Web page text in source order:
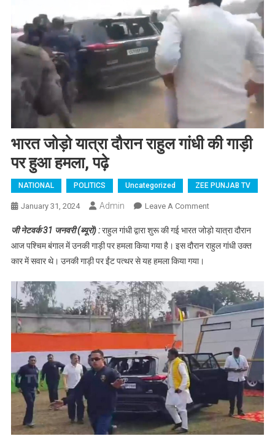
भारत जोड़ो यात्रा दौरान राहुल गांधी की गाड़ी
पर हुआ हमला, पढ़े
NATIONAL POLITICS Uncategorized ZEE PUNJAB TV
January 31, 2024 Admin Leave A CommentOn भारत जोड़ो
गांधी की गाड़ी पर
हुआ हमला, पढ़े
जी नेटवर्क 31 जनवरी (ब्यूरो) :राहुल गांधी द्वारा शुरू की गई भारत जोड़ो यात्रा दौरान
आज पश्चिम बंगाल में उनकी गाड़ी पर हमला किया गया है। इस दौरान राहुल गांधी उक्त
कार में सवार थे। उनकी गाड़ी पर ईंट पत्थर से यह हमला किया गया।